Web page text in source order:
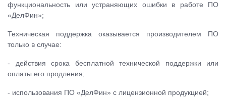
функциональность или устраняющих ошибки в работе ПО
«ДелФин»;
Техническая поддержка оказывается производителем ПО
только в случае:
- действия срока бесплатной технической поддержки или
оплаты его продления;
- использования ПО «ДелФин» с лицензионной продукцией;